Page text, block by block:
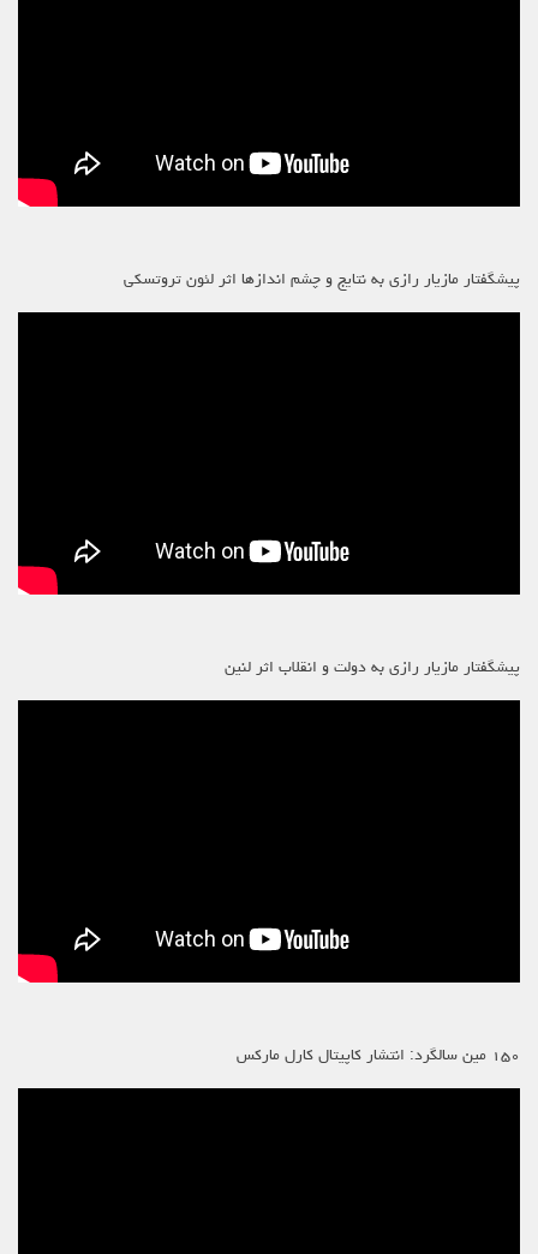
پیشگفتار مازیار رازی به نتایج و چشم اندازها اثر لئون تروتسکی
پیشگفتار مازیار رازی به دولت و انقلاب اثر لنین
۱۵۰ مین سالگرد: انتشار کاپیتال کارل مارکس